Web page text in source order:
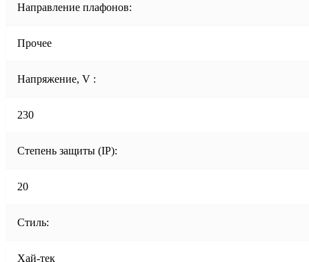
Направление плафонов:
Прочее
Напряжение, V :
230
Степень защиты (IP):
20
Стиль:
Хай-тек